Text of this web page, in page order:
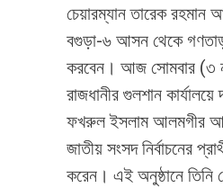
চেয়ারম্যান তারেক রহমান
বগুড়া-৬ আসন থেকে
করবেন। আজ সোমবার (৩
রাজধানীর গুলশান কার্যালয়ে
ফখরুল ইসলাম আলমগীর
জাতীয় সংসদ নির্বাচনের
করেন। এই অনুষ্ঠানে